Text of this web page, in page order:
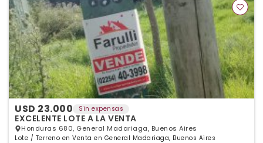
USD 23.000 Sin expensas
EXCELENTE LOTE A LA VENTA
Honduras 680, General Madariaga, Buenos Aires
Lote / Terreno en Venta en General Madariaga, Buenos Aires